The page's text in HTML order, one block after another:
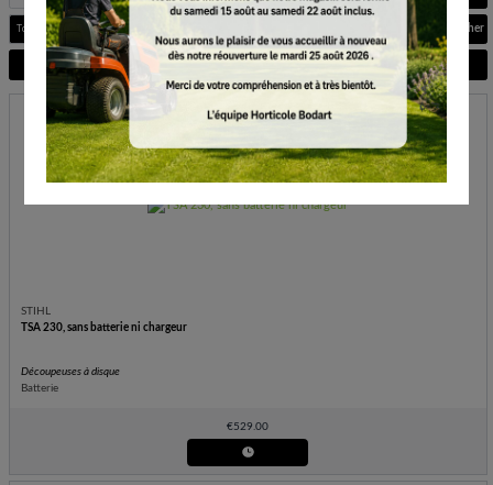
Rechercher
Voir plus de filtres
STIHL
TSA 230, sans batterie ni chargeur
Découpeuses à disque
Batterie
€529.00